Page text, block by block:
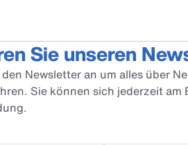
Sie unseren
Newsletter an um alles über
Sie können sich jederzeit